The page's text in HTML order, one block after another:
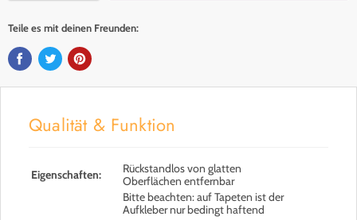
Teile es mit deinen Freunden:
Qualität & Funktion
Eigenschaften:
Rückstandlos von glatten
Oberflächen entfernbar
Bitte beachten: auf Tapeten ist der
Aufkleber nur bedingt haftend